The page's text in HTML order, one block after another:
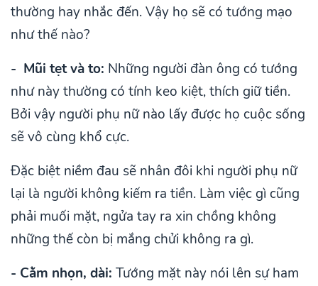
thường hay nhắc đến. Vậy họ sẽ có tướng mạo
như thế nào?
- Mũi tẹt và to: Những người đàn ông có tướng
như này thường có tính keo kiệt, thích giữ tiền.
Bởi vậy người phụ nữ nào lấy được họ cuộc sống
sẽ vô cùng khổ cực.
Đặc biệt niềm đau sẽ nhân đôi khi người phụ nữ
lại là người không kiếm ra tiền. Làm việc gì cũng
phải muối mặt, ngửa tay ra xin chồng không
những thế còn bị mắng chửi không ra gì.
- Cằm nhọn, dài: Tướng mặt này nói lên sự ham